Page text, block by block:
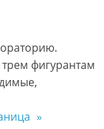
фигурантам
»